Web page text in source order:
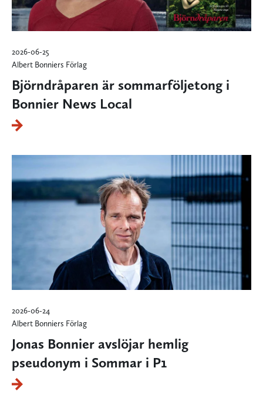
2026-06-25
Albert Bonniers Förlag
Björndråparen är sommarföljetong i
Bonnier News Local
2026-06-24
Albert Bonniers Förlag
Jonas Bonnier avslöjar hemlig
pseudonym i Sommar i P1